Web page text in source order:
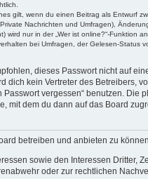
gilt, wenn du einen Beitrag als Entwurf
Nachrichten und Umfragen),
nur in der „Wer ist online?“-Funktion
bei Umfragen, der Gelesen-Status
dieses Passwort nicht auf
kein Vertreter des Betreibers,
vergessen“ benutzen. Die
mit dem du dann auf das Board
betreiben und anbieten zu können.
sowie den Interessen Dritter,
oder zur rechtlichen